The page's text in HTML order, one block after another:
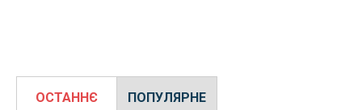
ОСТАННЄ ПОПУЛЯРНЕ